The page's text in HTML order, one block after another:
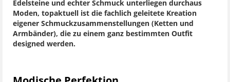
Edelsteine und echter Schmuck unterliegen durchaus
Moden, topaktuell ist die fachlich geleitete Kreation
eigener Schmuckzusammenstellungen (Ketten und
Armbänder), die zu einem ganz bestimmten Outfit
designed werden.